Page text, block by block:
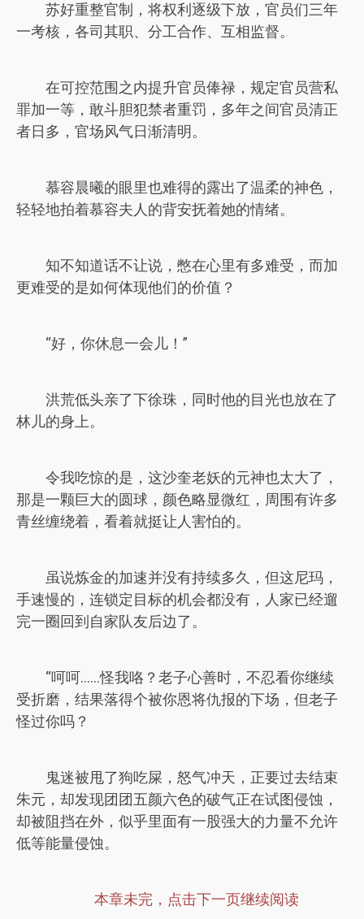
苏好重整官制，将权利逐级下放，官员们三年
一考核，各司其职、分工合作、互相监督。
在可控范围之内提升官员俸禄，规定官员营私
罪加一等，敢斗胆犯禁者重罚，多年之间官员清正
者日多，官场风气日渐清明。
慕容晨曦的眼里也难得的露出了温柔的神色，
轻轻地拍着慕容夫人的背安抚着她的情绪。
知不知道话不让说，憋在心里有多难受，而加
更难受的是如何体现他们的价值？
“好，你休息一会儿！”
洪荒低头亲了下徐珠，同时他的目光也放在了
林儿的身上。
令我吃惊的是，这沙奎老妖的元神也太大了，
那是一颗巨大的圆球，颜色略显微红，周围有许多
青丝缠绕着，看着就挺让人害怕的。
虽说炼金的加速并没有持续多久，但这尼玛，
手速慢的，连锁定目标的机会都没有，人家已经遛
完一圈回到自家队友后边了。
“呵呵……怪我咯？老子心善时，不忍看你继续
受折磨，结果落得个被你恩将仇报的下场，但老子
怪过你吗？
鬼迷被甩了狗吃屎，怒气冲天，正要过去结束
朱元，却发现团团五颜六色的破气正在试图侵蚀，
却被阻挡在外，似乎里面有一股强大的力量不允许
低等能量侵蚀。
本章未完，点击下一页继续阅读